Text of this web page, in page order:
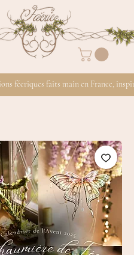
féeriques faits main en France,